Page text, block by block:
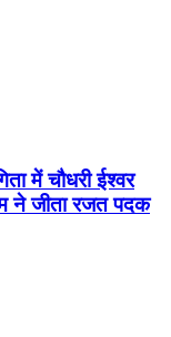
में चौधरी ईश्वर
ने जीता रजत पदक